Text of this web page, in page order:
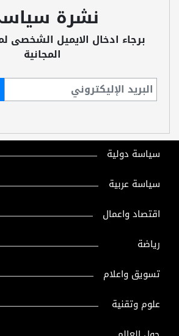
نشرة
برجاء ادخال الايميل الشخصى
المجانية
سياسة دولية
سياسة عربية
اقتصاد واعمال
رياضة
تسويق واعلام
علوم وتقنية